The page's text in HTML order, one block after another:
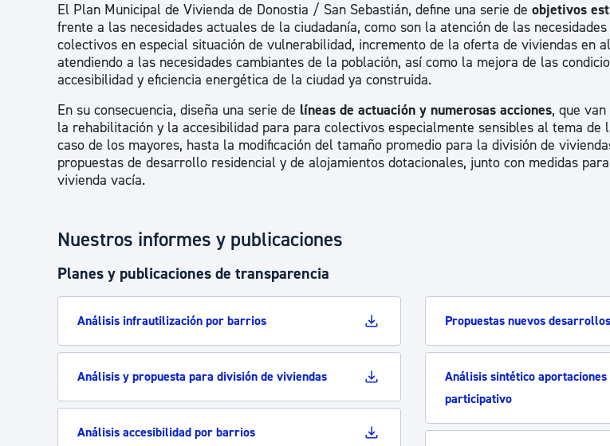
El Plan Municipal de Vivienda de Donostia / San Sebastián, define una serie de objetivos
frente a las necesidades actuales de la ciudadanía, como son la atención de las
colectivos en especial situación de vulnerabilidad, incremento de la oferta de viviendas en
atendiendo a las necesidades cambiantes de la población, así como la mejora de las
accesibilidad y eficiencia energética de la ciudad ya construida.
En su consecuencia, diseña una serie de líneas de actuación y numerosas acciones, que
la rehabilitación y la accesibilidad para para colectivos especialmente sensibles al tema de
caso de los mayores, hasta la modificación del tamaño promedio para la división de
propuestas de desarrollo residencial y de alojamientos dotacionales, junto con medidas
vivienda vacía.
Nuestros informes y publicaciones
Planes y publicaciones de transparencia
Análisis infrautilización por barrios
Análisis y propuesta para división de viviendas
Análisis accesibilidad por barrios
Propuestas nuevos desarrollos
Análisis sintético aportaciones
participativo